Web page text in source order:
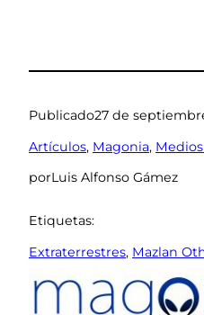
Publicado27 de
Artículos, Magonia,
porLuis Alfonso Gámez
Etiquetas:
Extraterrestres, Mazlan